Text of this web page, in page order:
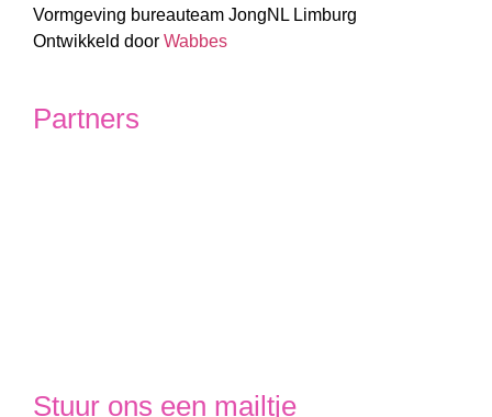
Vormgeving bureauteam JongNL Limburg
Ontwikkeld door Wabbes
Partners
Stuur ons een mailtje